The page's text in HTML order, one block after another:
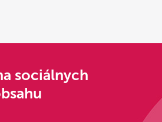
sociálnych